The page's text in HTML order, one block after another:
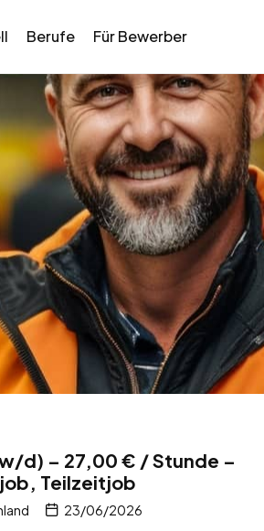
Berufe Für Bewerber
d) – 27,00 € / Stunde –
Teilzeitjob
23/06/2026